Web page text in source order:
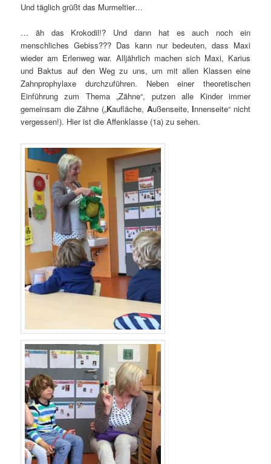
Und täglich grüßt das Murmeltier…
… äh das Krokodil!? Und dann hat es auch noch ein
menschliches Gebiss??? Das kann nur bedeuten, dass Maxi
wieder am Erlenweg war. Alljährlich machen sich Maxi, Karius
und Baktus auf den Weg zu uns, um mit allen Klassen eine
Zahnprophylaxe durchzuführen. Neben einer theoretischen
Einführung zum Thema „Zähne“, putzen alle Kinder immer
gemeinsam die Zähne („Kaufläche, Außenseite,Innenseite“ nicht
vergessen!). Hier ist die Affenklasse (1a) zu sehen.